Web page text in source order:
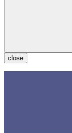
close